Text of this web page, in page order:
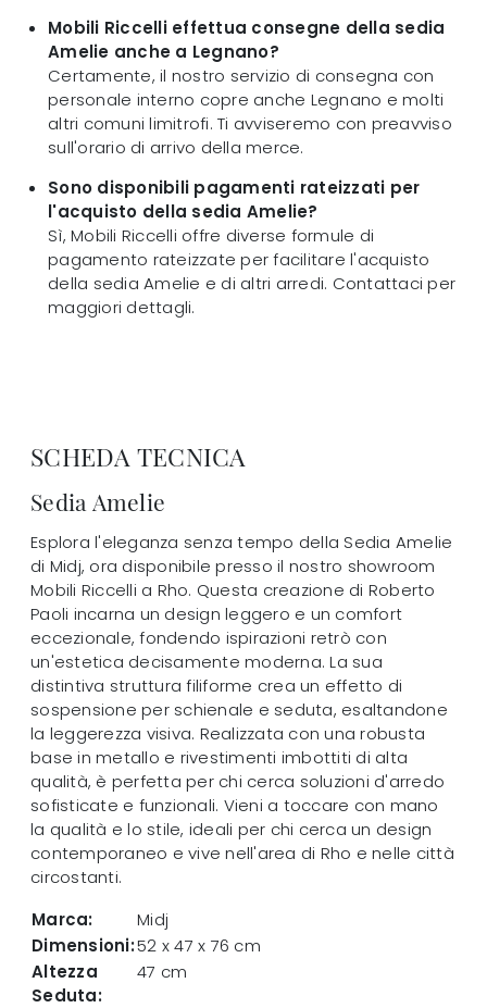
Mobili Riccelli effettua consegne della sedia
Amelie anche a Legnano?
Certamente, il nostro servizio di consegna con
personale interno copre anche Legnano e molti
altri comuni limitrofi. Ti avviseremo con preavviso
sull'orario di arrivo della merce.
Sono disponibili pagamenti rateizzati per
l'acquisto della sedia Amelie?
Sì, Mobili Riccelli offre diverse formule di
pagamento rateizzate per facilitare l'acquisto
della sedia Amelie e di altri arredi. Contattaci per
maggiori dettagli.
SCHEDA TECNICA
Sedia Amelie
Esplora l'eleganza senza tempo della Sedia Amelie
di Midj, ora disponibile presso il nostro showroom
Mobili Riccelli a Rho. Questa creazione di Roberto
Paoli incarna un design leggero e un comfort
eccezionale, fondendo ispirazioni retrò con
un'estetica decisamente moderna. La sua
distintiva struttura filiforme crea un effetto di
sospensione per schienale e seduta, esaltandone
la leggerezza visiva. Realizzata con una robusta
base in metallo e rivestimenti imbottiti di alta
qualità, è perfetta per chi cerca soluzioni d'arredo
sofisticate e funzionali. Vieni a toccare con mano
la qualità e lo stile, ideali per chi cerca un design
contemporaneo e vive nell'area di Rho e nelle città
circostanti.
Marca:
Midj
Dimensioni:52 x 47 x 76 cm
Altezza
Seduta:
47 cm